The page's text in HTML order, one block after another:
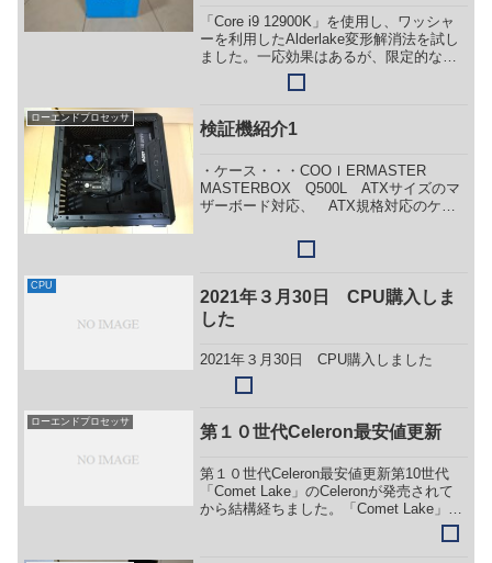
「Core i9 12900K」を使用し、ワッシャ
ーを利用したAlderlake変形解消法を試し
ました。一応効果はあるが、限定的なも
のでした。マザーボードの保証切れ、作
業時のピン折れの等のリスクにみあった
く...
ローエンドプロセッサ
検証機紹介1
・ケース・・・COOｌERMASTER
MASTERBOX Q500L ATXサイズのマ
ザーボード対応、 ATX規格対応のケー
6500円弱。 質感は可もなく不可もな
く。 側面はガラスではなくアクリルパ
CPU
2021年３月30日 CPU購入しま
した
2021年３月30日 CPU購入しました
ローエンドプロセッサ
第１０世代Celeron最安値更新
第１０世代Celeron最安値更新第10世代
「Comet Lake」のCeleronが発売されて
から結構経ちました。「Comet Lake」の
価格も大分安定してきた模様。久しぶり
にWebのショッピングサイトを確認して